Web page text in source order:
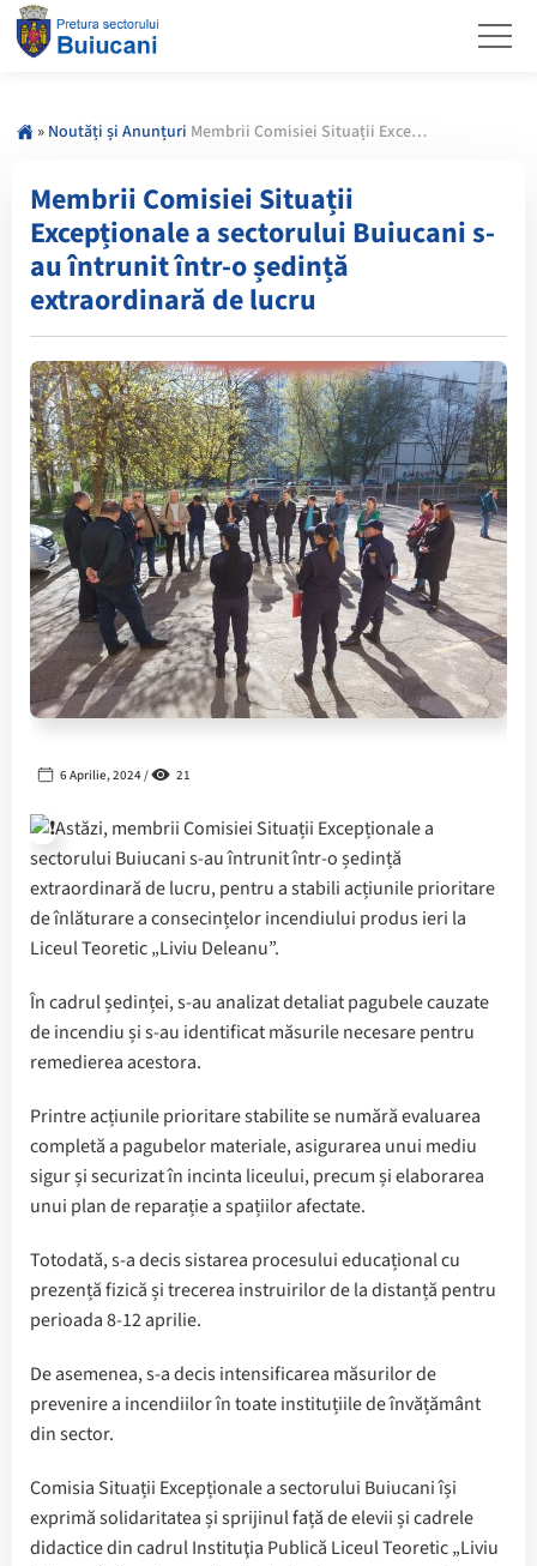
» Noutăți și Anunțuri Membrii Comisiei Situații Excepționale a sectorului Buiucani s-au întrunit într-o ședință extraordinară de lucru
Membrii Comisiei Situații
Excepționale a sectorului Buiucani s-
au întrunit într-o ședință
extraordinară de lucru
6 Aprilie, 2024 / 21
Astăzi, membrii Comisiei Situații Excepționale a
sectorului Buiucani s-au întrunit într-o ședință
extraordinară de lucru, pentru a stabili acțiunile prioritare
de înlăturare a consecințelor incendiului produs ieri la
Liceul Teoretic „Liviu Deleanu”.
În cadrul ședinței, s-au analizat detaliat pagubele cauzate
de incendiu și s-au identificat măsurile necesare pentru
remedierea acestora.
Printre acțiunile prioritare stabilite se numără evaluarea
completă a pagubelor materiale, asigurarea unui mediu
sigur și securizat în incinta liceului, precum și elaborarea
unui plan de reparație a spațiilor afectate.
Totodată, s-a decis sistarea procesului educațional cu
prezență fizică și trecerea instruirilor de la distanță pentru
perioada 8-12 aprilie.
De asemenea, s-a decis intensificarea măsurilor de
prevenire a incendiilor în toate instituțiile de învățământ
din sector.
Comisia Situații Excepționale a sectorului Buiucani își
exprimă solidaritatea și sprijinul față de elevii și cadrele
didactice din cadrul Instituţia Publică Liceul Teoretic „Liviu